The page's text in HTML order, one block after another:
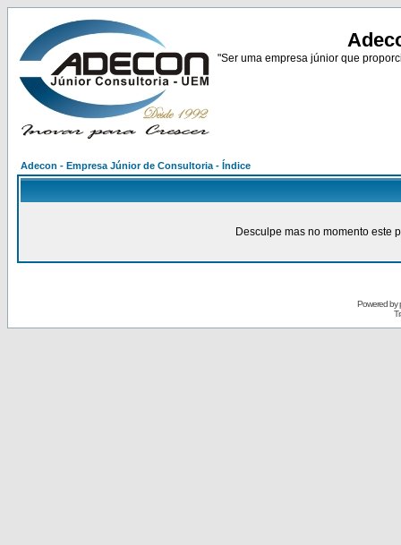
"Ser uma empresa júnior que
Adecon - Empresa Júnior de Consultoria - Índice
Desculpe mas no momento este
Powered by